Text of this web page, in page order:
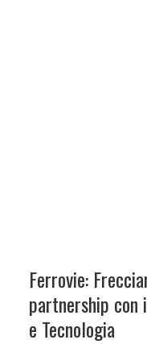
Ferrovie:
partnership con
e Tecnologia